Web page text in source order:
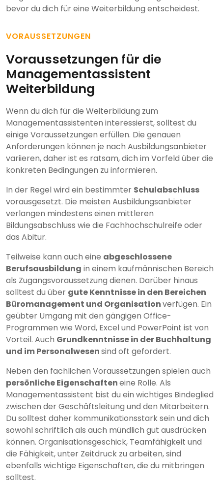
bevor du dich für eine Weiterbildung entscheidest.
VORAUSSETZUNGEN
Voraussetzungen für die
Managementassistent
Weiterbildung
Wenn du dich für die Weiterbildung zum
Managementassistenten interessierst, solltest du
einige Voraussetzungen erfüllen. Die genauen
Anforderungen können je nach Ausbildungsanbieter
variieren, daher ist es ratsam, dich im Vorfeld über die
konkreten Bedingungen zu informieren.
In der Regel wird ein bestimmter Schulabschluss
vorausgesetzt. Die meisten Ausbildungsanbieter
verlangen mindestens einen mittleren
Bildungsabschluss wie die Fachhochschulreife oder
das Abitur.
Teilweise kann auch eine abgeschlossene
Berufsausbildung in einem kaufmännischen Bereich
als Zugangsvoraussetzung dienen. Darüber hinaus
solltest du über gute Kenntnisse in den Bereichen
Büromanagement und Organisationverfügen. Ein
geübter Umgang mit den gängigen Office-
Programmen wie Word, Excel und PowerPoint ist von
Vorteil. Auch Grundkenntnisse in der Buchhaltung
und im Personalwesensind oft gefordert.
Neben den fachlichen Voraussetzungen spielen auch
persönliche Eigenschafteneine Rolle. Als
Managementassistent bist du ein wichtiges Bindeglied
zwischen der Geschäftsleitung und den Mitarbeitern.
Du solltest daher kommunikationsstark sein und dich
sowohl schriftlich als auch mündlich gut ausdrücken
können. Organisationsgeschick, Teamfähigkeit und
die Fähigkeit, unter Zeitdruck zu arbeiten, sind
ebenfalls wichtige Eigenschaften, die du mitbringen
solltest.